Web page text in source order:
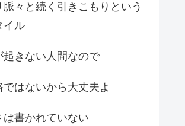
々と続く引きこもりという
イル
起きない人間なので
はないから大丈夫よ
は書かれていない